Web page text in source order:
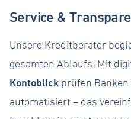
Service &
Unsere Kreditberater
gesamten Ablaufs. Mit
Kontoblick prüfen
automatisiert – das